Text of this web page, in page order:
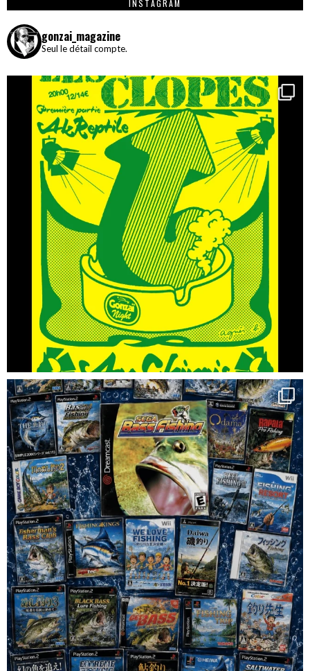
INSTAGRAM
gonzai_magazine
Seul le détail compte.